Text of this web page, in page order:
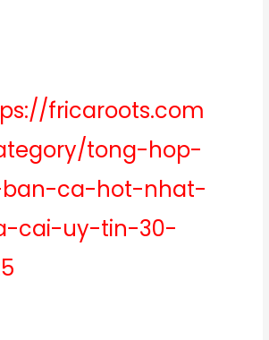
fricaroots.com
tong-hop-
ca-hot-nhat-
cai-uy-tin-30-